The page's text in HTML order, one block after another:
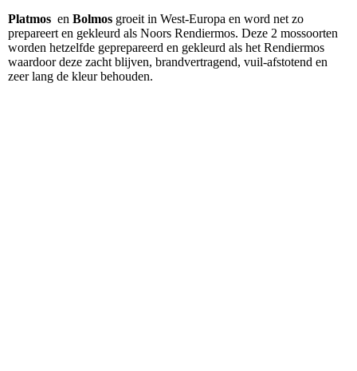
Platmos en Bolmos groeit in West-Europa en word net zo
prepareert en gekleurd als Noors Rendiermos. Deze 2 mossoorten
worden hetzelfde geprepareerd en gekleurd als het Rendiermos
waardoor deze zacht blijven, brandvertragend, vuil-afstotend en
zeer lang de kleur behouden.